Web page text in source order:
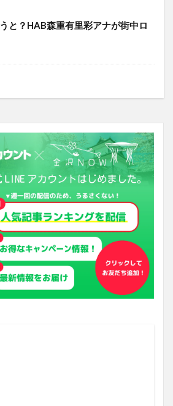
と？HAB森重有里彩アナが街中ロ